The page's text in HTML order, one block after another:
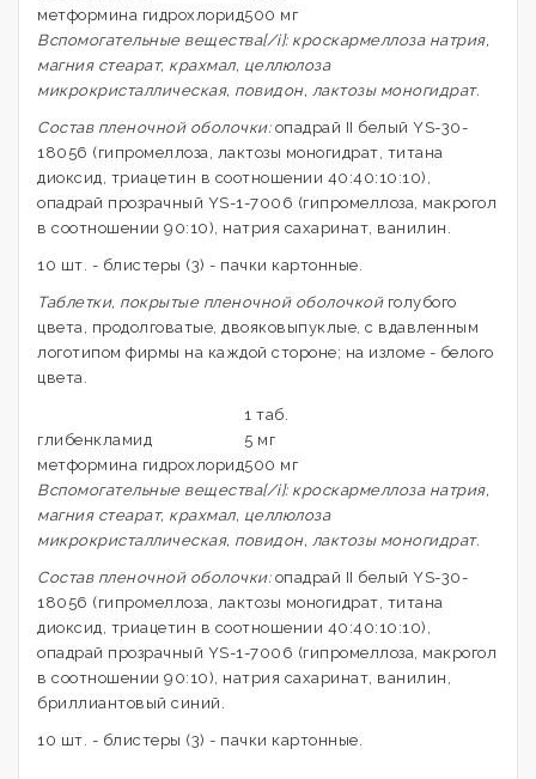
метформина гидрохлорид500 мг
Вспомогательные вещества[/i]: кроскармеллоза натрия,
магния стеарат, крахмал, целлюлоза
микрокристаллическая, повидон, лактозы моногидрат.
Состав пленочной оболочки:опадрай II белый YS-30-
18056 (гипромеллоза, лактозы моногидрат, титана
диоксид, триацетин в соотношении 40:40:10:10),
опадрай прозрачный YS-1-7006 (гипромеллоза, макрогол
в соотношении 90:10), натрия сахаринат, ванилин.
10 шт. - блистеры (3) - пачки картонные.
Таблетки, покрытые пленочной оболочкойголубого
цвета, продолговатые, двояковыпуклые, с вдавленным
логотипом фирмы на каждой стороне; на изломе - белого
цвета.
1 таб.
глибенкламид
5 мг
метформина гидрохлорид500 мг
Вспомогательные вещества[/i]: кроскармеллоза натрия,
магния стеарат, крахмал, целлюлоза
микрокристаллическая, повидон, лактозы моногидрат.
Состав пленочной оболочки:опадрай II белый YS-30-
18056 (гипромеллоза, лактозы моногидрат, титана
диоксид, триацетин в соотношении 40:40:10:10),
опадрай прозрачный YS-1-7006 (гипромеллоза, макрогол
в соотношении 90:10), натрия сахаринат, ванилин,
бриллиантовый синий.
10 шт. - блистеры (3) - пачки картонные.